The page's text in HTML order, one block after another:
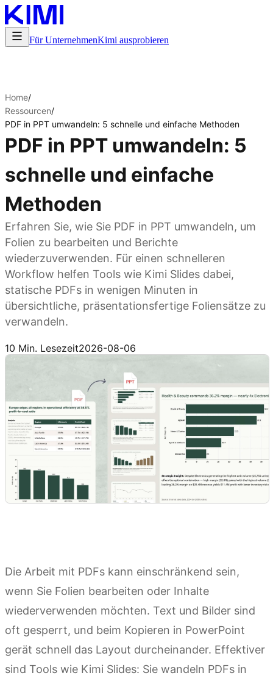
Für UnternehmenKimi ausprobieren
Home/
Ressourcen/
PDF in PPT umwandeln: 5 schnelle und einfache Methoden
PDF in PPT umwandeln: 5
schnelle und einfache
Methoden
Erfahren Sie, wie Sie PDF in PPT umwandeln, um
Folien zu bearbeiten und Berichte
wiederzuverwenden. Für einen schnelleren
Workflow helfen Tools wie Kimi Slides dabei,
statische PDFs in wenigen Minuten in
übersichtliche, präsentationsfertige Foliensätze zu
verwandeln.
10 Min. Lesezeit2026-08-06
Die Arbeit mit PDFs kann einschränkend sein,
wenn Sie Folien bearbeiten oder Inhalte
wiederverwenden möchten. Text und Bilder sind
oft gesperrt, und beim Kopieren in PowerPoint
gerät schnell das Layout durcheinander. Effektiver
sind Tools wie Kimi Slides: Sie wandeln PDFs in